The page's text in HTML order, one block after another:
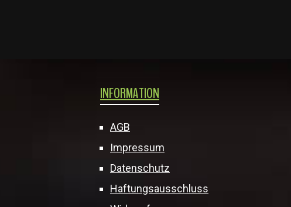
INFORMATION
AGB
Impressum
Datenschutz
Haftungsausschluss